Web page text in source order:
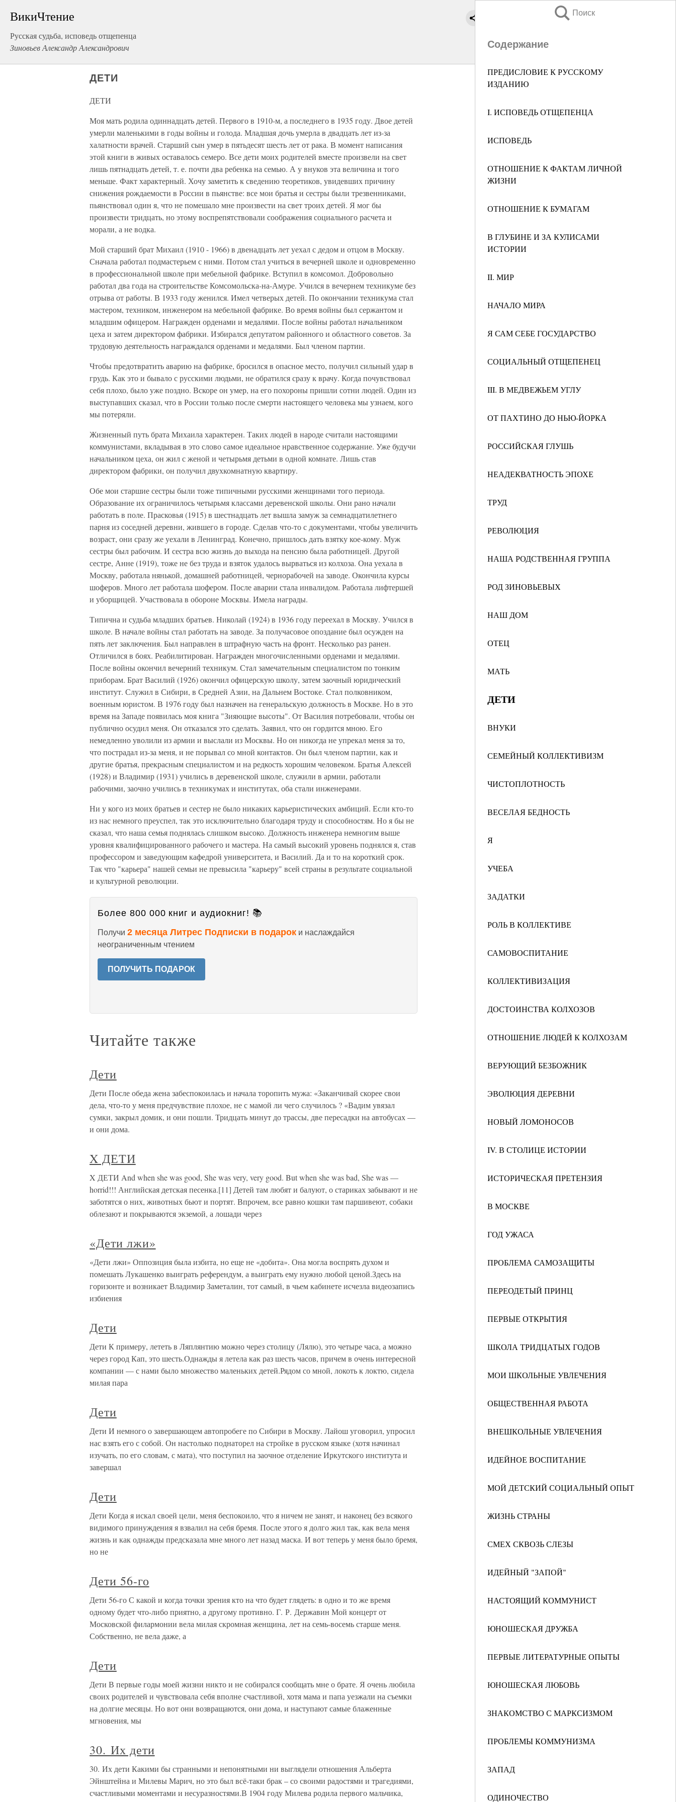
ВикиЧтение
Русская судьба, исповедь отщепенца
Зиновьев Александр Александрович
Поиск
Содержание
ПРЕДИСЛОВИЕ К РУССКОМУ
ИЗДАНИЮ
I. ИСПОВЕДЬ ОТЩЕПЕНЦА
ИСПОВЕДЬ
ОТНОШЕНИЕ К ФАКТАМ ЛИЧНОЙ
ЖИЗНИ
ОТНОШЕНИЕ К БУМАГАМ
В ГЛУБИНЕ И ЗА КУЛИСАМИ
ИСТОРИИ
II. МИР
НАЧАЛО МИРА
Я САМ СЕБЕ ГОСУДАРСТВО
СОЦИАЛЬНЫЙ ОТЩЕПЕНЕЦ
III. В МЕДВЕЖЬЕМ УГЛУ
ОТ ПАХТИНО ДО НЬЮ-ЙОРКА
РОССИЙСКАЯ ГЛУШЬ
НЕАДЕКВАТНОСТЬ ЭПОХЕ
ТРУД
РЕВОЛЮЦИЯ
НАША РОДСТВЕННАЯ ГРУППА
РОД ЗИНОВЬЕВЫХ
НАШ ДОМ
ОТЕЦ
МАТЬ
ДЕТИ
ВНУКИ
СЕМЕЙНЫЙ КОЛЛЕКТИВИЗМ
ЧИСТОПЛОТНОСТЬ
ВЕСЕЛАЯ БЕДНОСТЬ
Я
УЧЕБА
ЗАДАТКИ
РОЛЬ В КОЛЛЕКТИВЕ
САМОВОСПИТАНИЕ
КОЛЛЕКТИВИЗАЦИЯ
ДОСТОИНСТВА КОЛХОЗОВ
ОТНОШЕНИЕ ЛЮДЕЙ К КОЛХОЗАМ
ВЕРУЮЩИЙ БЕЗБОЖНИК
ЭВОЛЮЦИЯ ДЕРЕВНИ
НОВЫЙ ЛОМОНОСОВ
IV. В СТОЛИЦЕ ИСТОРИИ
ИСТОРИЧЕСКАЯ ПРЕТЕНЗИЯ
В МОСКВЕ
ГОД УЖАСА
ПРОБЛЕМА САМОЗАЩИТЫ
ПЕРЕОДЕТЫЙ ПРИНЦ
ПЕРВЫЕ ОТКРЫТИЯ
ШКОЛА ТРИДЦАТЫХ ГОДОВ
МОИ ШКОЛЬНЫЕ УВЛЕЧЕНИЯ
ОБЩЕСТВЕННАЯ РАБОТА
ВНЕШКОЛЬНЫЕ УВЛЕЧЕНИЯ
ИДЕЙНОЕ ВОСПИТАНИЕ
МОЙ ДЕТСКИЙ СОЦИАЛЬНЫЙ ОПЫТ
ЖИЗНЬ СТРАНЫ
СМЕХ СКВОЗЬ СЛЕЗЫ
ИДЕЙНЫЙ "ЗАПОЙ"
НАСТОЯЩИЙ КОММУНИСТ
ЮНОШЕСКАЯ ДРУЖБА
ПЕРВЫЕ ЛИТЕРАТУРНЫЕ ОПЫТЫ
ЮНОШЕСКАЯ ЛЮБОВЬ
ЗНАКОМСТВО С МАРКСИЗМОМ
ПРОБЛЕМЫ КОММУНИЗМА
ЗАПАД
ОДИНОЧЕСТВО
ДЕТИ
ДЕТИ
Моя мать родила одиннадцать детей. Первого в 1910-м, а последнего в 1935 году. Двое детей
умерли маленькими в годы войны и голода. Младшая дочь умерла в двадцать лет из-за
халатности врачей. Старший сын умер в пятьдесят шесть лет от рака. В момент написания
этой книги в живых оставалось семеро. Все дети моих родителей вместе произвели на свет
лишь пятнадцать детей, т. е. почти два ребенка на семью. А у внуков эта величина и того
меньше. Факт характерный. Хочу заметить к сведению теоретиков, увидевших причину
снижения рождаемости в России в пьянстве: все мои братья и сестры были трезвенниками,
пьянствовал один я, что не помешало мне произвести на свет троих детей. Я мог бы
произвести тридцать, но этому воспрепятствовали соображения социального расчета и
морали, а не водка.
Мой старший брат Михаил (1910 - 1966) в двенадцать лет уехал с дедом и отцом в Москву.
Сначала работал подмастерьем с ними. Потом стал учиться в вечерней школе и одновременно
в профессиональной школе при мебельной фабрике. Вступил в комсомол. Добровольно
работал два года на строительстве Комсомольска-на-Амуре. Учился в вечернем техникуме без
отрыва от работы. В 1933 году женился. Имел четверых детей. По окончании техникума стал
мастером, техником, инженером на мебельной фабрике. Во время войны был сержантом и
младшим офицером. Награжден орденами и медалями. После войны работал начальником
цеха и затем директором фабрики. Избирался депутатом районного и областного советов. За
трудовую деятельность награждался орденами и медалями. Был членом партии.
Чтобы предотвратить аварию на фабрике, бросился в опасное место, получил сильный удар в
грудь. Как это и бывало с русскими людьми, не обратился сразу к врачу. Когда почувствовал
себя плохо, было уже поздно. Вскоре он умер, на его похороны пришли сотни людей. Один из
выступавших сказал, что в России только после смерти настоящего человека мы узнаем, кого
мы потеряли.
Жизненный путь брата Михаила характерен. Таких людей в народе считали настоящими
коммунистами, вкладывая в это слово самое идеальное нравственное содержание. Уже будучи
начальником цеха, он жил с женой и четырьмя детьми в одной комнате. Лишь став
директором фабрики, он получил двухкомнатную квартиру.
Обе мои старшие сестры были тоже типичными русскими женщинами того периода.
Образование их ограничилось четырьмя классами деревенской школы. Они рано начали
работать в поле. Прасковья (1915) в шестнадцать лет вышла замуж за семнадцатилетнего
парня из соседней деревни, жившего в городе. Сделав что-то с документами, чтобы увеличить
возраст, они сразу же уехали в Ленинград. Конечно, пришлось дать взятку кое-кому. Муж
сестры был рабочим. И сестра всю жизнь до выхода на пенсию была работницей. Другой
сестре, Анне (1919), тоже не без труда и взяток удалось вырваться из колхоза. Она уехала в
Москву, работала нянькой, домашней работницей, чернорабочей на заводе. Окончила курсы
шоферов. Много лет работала шофером. После аварии стала инвалидом. Работала лифтершей
и уборщицей. Участвовала в обороне Москвы. Имела награды.
Типична и судьба младших братьев. Николай (1924) в 1936 году переехал в Москву. Учился в
школе. В начале войны стал работать на заводе. За получасовое опоздание был осужден на
пять лет заключения. Был направлен в штрафную часть на фронт. Несколько раз ранен.
Отличился в боях. Реабилитирован. Награжден многочисленными орденами и медалями.
После войны окончил вечерний техникум. Стал замечательным специалистом по тонким
приборам. Брат Василий (1926) окончил офицерскую школу, затем заочный юридический
институт. Служил в Сибири, в Средней Азии, на Дальнем Востоке. Стал полковником,
военным юристом. В 1976 году был назначен на генеральскую должность в Москве. Но в это
время на Западе появилась моя книга "Зияющие высоты". От Василия потребовали, чтобы он
публично осудил меня. Он отказался это сделать. Заявил, что он гордится мною. Его
немедленно уволили из армии и выслали из Москвы. Но он никогда не упрекал меня за то,
что пострадал из-за меня, и не порывал со мной контактов. Он был членом партии, как и
другие братья, прекрасным специалистом и на редкость хорошим человеком. Братья Алексей
(1928) и Владимир (1931) учились в деревенской школе, служили в армии, работали
рабочими, заочно учились в техникумах и институтах, оба стали инженерами.
Ни у кого из моих братьев и сестер не было никаких карьеристических амбиций. Если кто-то
из нас немного преуспел, так это исключительно благодаря труду и способностям. Но я бы не
сказал, что наша семья поднялась слишком высоко. Должность инженера немногим выше
уровня квалифицированного рабочего и мастера. На самый высокий уровень поднялся я, став
профессором и заведующим кафедрой университета, и Василий. Да и то на короткий срок.
Так что "карьера" нашей семьи не превысила "карьеру" всей страны в результате социальной
и культурной революции.
Более 800 000 книг и аудиокниг! 📚
Получи 2 месяца Литрес Подписки в подарок и наслаждайся
неограниченным чтением
ПОЛУЧИТЬ ПОДАРОК
Читайте также
Дети
Дети После обеда жена забеспокоилась и начала торопить мужа: «Заканчивай скорее свои
дела, что-то у меня предчувствие плохое, не с мамой ли чего случилось ? «Вадим увязал
сумки, закрыл домик, и они пошли. Тридцать минут до трассы, две пересадки на автобусах —
и они дома.
X ДЕТИ
X ДЕТИ And when she was good, She was very, very good. But when she was bad, She was —
horrid!!! Английская детская песенка.[11] Детей там любят и балуют, о стариках забывают и не
заботятся о них, животных бьют и портят. Впрочем, все равно кошки там паршивеют, собаки
облезают и покрываются экземой, а лошади через
«Дети лжи»
«Дети лжи» Оппозиция была избита, но еще не «добита». Она могла воспрять духом и
помешать Лукашенко выиграть референдум, а выиграть ему нужно любой ценой.Здесь на
горизонте и возникает Владимир Заметалин, тот самый, в чьем кабинете исчезла видеозапись
избиения
Дети
Дети К примеру, лететь в Ляплянтию можно через столицу (Лялю), это четыре часа, а можно
через город Кап, это шесть.Однажды я летела как раз шесть часов, причем в очень интересной
компании — с нами было множество маленьких детей.Рядом со мной, локоть к локтю, сидела
милая пара
Дети
Дети И немного о завершающем автопробеге по Сибири в Москву. Лайош уговорил, упросил
нас взять его с собой. Он настолько поднаторел на стройке в русском языке (хотя начинал
изучать, по его словам, с мата), что поступил на заочное отделение Иркутского института и
завершал
Дети
Дети Когда я искал своей цели, меня беспокоило, что я ничем не занят, и наконец без всякого
видимого принуждения я взвалил на себя бремя. После этого я долго жил так, как вела меня
жизнь и как однажды предсказала мне много лет назад маска. И вот теперь у меня было бремя,
но не
Дети 56-го
Дети 56-го С какой и когда точки зрения кто на что будет глядеть: в одно и то же время
одному будет что-либо приятно, а другому противно. Г. Р. Державин Мой концерт от
Московской филармонии вела милая скромная женщина, лет на семь-восемь старше меня.
Собственно, не вела даже, а
Дети
Дети В первые годы моей жизни никто и не собирался сообщать мне о брате. Я очень любила
своих родителей и чувствовала себя вполне счастливой, хотя мама и папа уезжали на съемки
на долгие месяцы. Но вот они возвращаются, они дома, и наступают самые блаженные
мгновения, мы
30. Их дети
30. Их дети Какими бы странными и непонятными ни выглядели отношения Альберта
Эйнштейна и Милевы Марич, но это был всё-таки брак – со своими радостями и трагедиями,
счастливыми моментами и несуразностями.В 1904 году Милева родила первого мальчика,